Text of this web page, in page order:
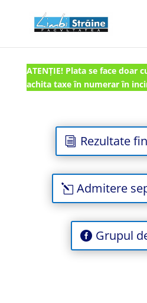
ATENȚIE! Plata se face doar
achita taxe în numerar în
Rezultate
Admitere
Grupul